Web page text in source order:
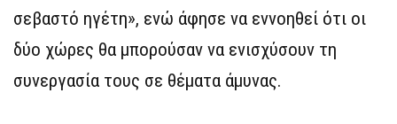
σεβαστό ηγέτη», ενώ άφησε να εννοηθεί ότι οι
δύο χώρες θα μπορούσαν να ενισχύσουν τη
συνεργασία τους σε θέματα άμυνας.